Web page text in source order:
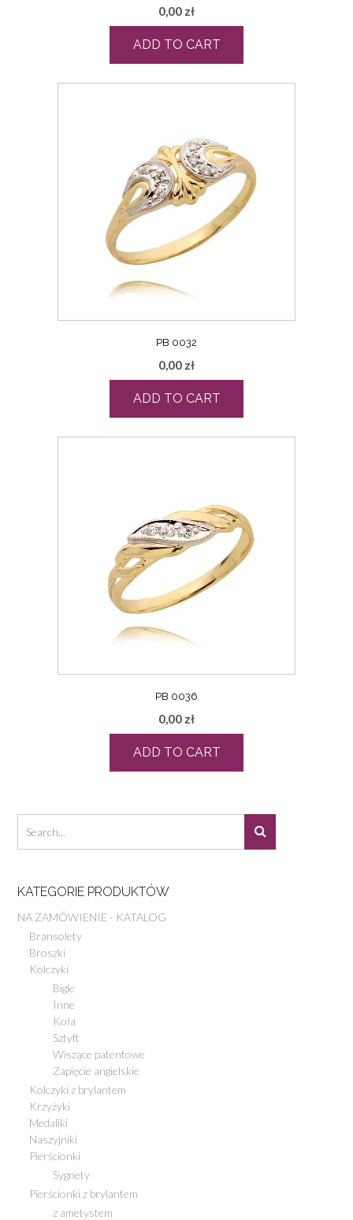
0,00 zł
ADD TO CART
PB 0032
0,00 zł
ADD TO CART
PB 0036
0,00 zł
ADD TO CART
KATEGORIE PRODUKTÓW
NA ZAMÓWIENIE - KATALOG
Bransolety
Broszki
Kolczyki
Bigle
Inne
Koła
Sztyft
Wiszące patentowe
Zapięcie angielskie
Kolczyki z brylantem
Krzyżyki
Medaliki
Naszyjniki
Pierścionki
Sygnety
Pierścionki z brylantem
z ametystem